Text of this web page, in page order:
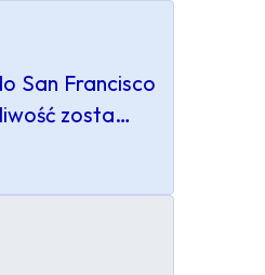
San Francisco
zosta…